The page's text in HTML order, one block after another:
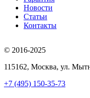
Новости
Статьи
Контакты
© 2016-2025
115162, Москва, ул.
+7 (495) 150-35-73